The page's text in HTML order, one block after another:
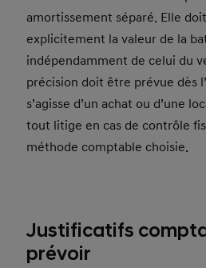
amortissement séparé. Elle
explicitement la valeur de la
indépendamment de celui du
précision doit être prévue dès
s’agisse d’un achat ou d’une
tout litige en cas de contrôle
méthode comptable choisie.
Justificatifs
prévoir